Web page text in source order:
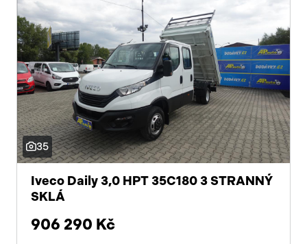
35
Iveco Daily 3,0 HPT 35C180 3 STRANNÝ
SKLÁ
906 290 Kč